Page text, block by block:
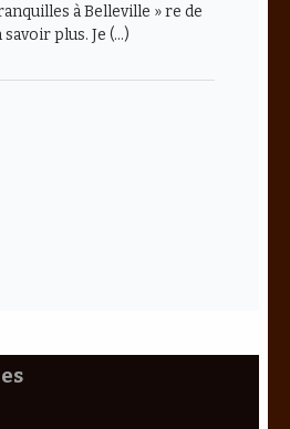
à Belleville » re de
savoir plus. Je (…)